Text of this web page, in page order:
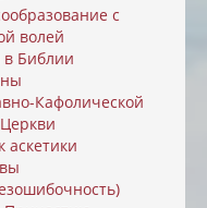
с
волей
Библии
Кафолической
аскетики